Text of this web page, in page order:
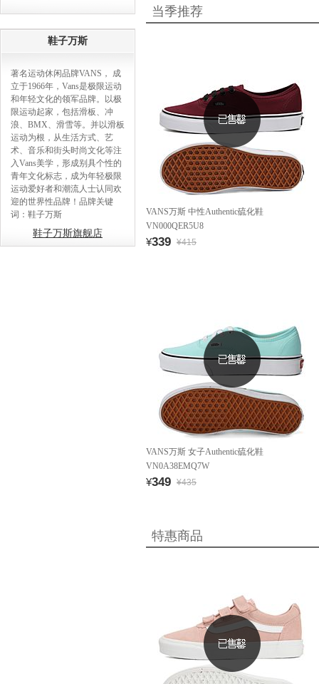
鞋子万斯
著名运动休闲品牌VANS， 成
立于1966年，Vans是极限运动
和年轻文化的领军品牌。以极
限运动起家，包括滑板、冲
浪、BMX、滑雪等。并以滑板
运动为根，从生活方式、艺
术、音乐和街头时尚文化等注
入Vans美学，形成别具个性的
青年文化标志，成为年轻极限
运动爱好者和潮流人士认同欢
迎的世界性品牌！品牌关键
词：鞋子万斯
鞋子万斯旗舰店
当季推荐
VANS万斯 中性Authentic硫化鞋
VN000QER5U8
¥339 ¥415
VANS万斯 女子Authentic硫化鞋
VN0A38EMQ7W
¥349 ¥435
特惠商品